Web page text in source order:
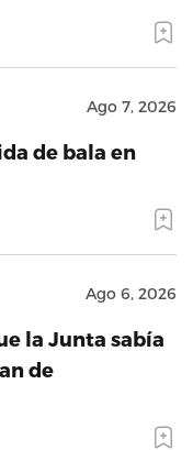
Ago 7, 2026
de bala en
Ago 6, 2026
la Junta sabía
de